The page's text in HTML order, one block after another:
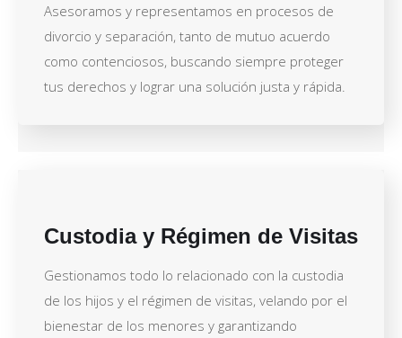
Asesoramos y representamos en procesos de
divorcio y separación, tanto de mutuo acuerdo
como contenciosos, buscando siempre proteger
tus derechos y lograr una solución justa y rápida.
Custodia y Régimen de Visitas
Gestionamos todo lo relacionado con la custodia
de los hijos y el régimen de visitas, velando por el
bienestar de los menores y garantizando